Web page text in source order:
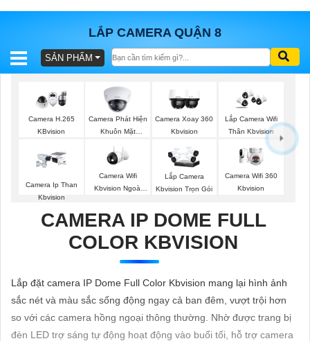
LẮP CAMERA QUẬN 8
BÁO
TRỌN
GÓI
PHẨM
VẤN
LẮP
ĐẶT
SẢN PHẨM
Camera H.265
KBvision
Camera Phát Hiện
Khuôn Mặt
Camera Xoay 360
Kbvision
Lắp Camera Wifi
Thân Kbvision
Camera Ip Than
Kbvision
Camera Wifi
Kbvision Ngoài
Lắp Camera
Kbvision Trọn Gói
Camera Wifi 360
Kbvision
CAMERA IP DOME FULL
COLOR KBVISION
Lắp đặt camera IP Dome Full Color Kbvision mang lại hình ảnh
sắc nét và màu sắc sống động ngay cả ban đêm, vượt trội hơn
so với các camera hồng ngoại thông thường. Nhờ được trang bị
đèn LED trợ sáng tự động hoạt động vào buổi tối, hỗ trợ camera